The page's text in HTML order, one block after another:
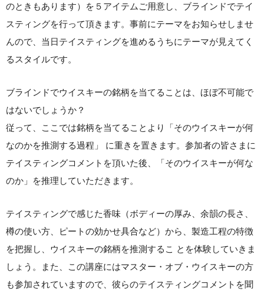
のときもあります）を５アイテムご用意し、ブラインドでテイ
スティングを行って頂きます。事前にテーマをお知らせしませ
んので、当日テイスティングを進めるうちにテーマが見えてく
るスタイルです。
ブラインドでウイスキーの銘柄を当てることは、ほぼ不可能で
はないでしょうか？
従って、ここでは銘柄を当てることより「そのウイスキーが何
なのかを推測する過程」 に重きを置きます。参加者の皆さまに
テイスティングコメントを頂いた後、「そのウイスキーが何な
のか」を推理していただきます。
テイスティングで感じた香味（ボディーの厚み、余韻の長さ、
樽の使い方、ピートの効かせ具合など）から、製造工程の特徴
を把握し、ウイスキーの銘柄を推測するこ とを体験していきま
しょう。また、この講座にはマスター・オブ・ウイスキーの方
も参加されていますので、彼らのテイスティングコメントを聞